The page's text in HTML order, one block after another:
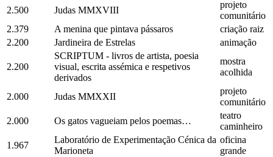
2.500
Judas MMXVIII
projeto
comunitário
2.379
A menina que pintava pássaros
criação raiz
2.200
Jardineira de Estrelas animação
2.200
SCRIPTUM - livros de artista, poesia
visual, escrita assémica e respetivos
derivados
mostra
acolhida
2.000 Judas MMXXII
projeto
comunitário
2.000
Os gatos vagueiam pelos poemas…
teatro
caminheiro
1.967
Laboratório de Experimentação Cénica da
Marioneta
oficina
grande